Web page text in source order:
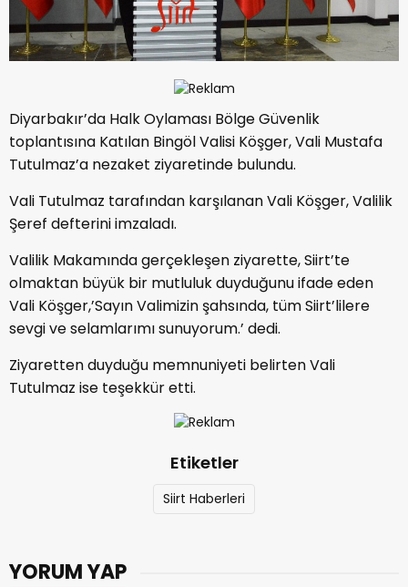
Diyarbakır’da Halk Oylaması Bölge Güvenlik
toplantısına Katılan Bingöl Valisi Köşger, Vali Mustafa
Tutulmaz’a nezaket ziyaretinde bulundu.
Vali Tutulmaz tarafından karşılanan Vali Köşger, Valilik
Şeref defterini imzaladı.
Valilik Makamında gerçekleşen ziyarette, Siirt’te
olmaktan büyük bir mutluluk duyduğunu ifade eden
Vali Köşger,’Sayın Valimizin şahsında, tüm Siirt’lilere
sevgi ve selamlarımı sunuyorum.’ dedi.
Ziyaretten duyduğu memnuniyeti belirten Vali
Tutulmaz ise teşekkür etti.
Etiketler
Siirt Haberleri
YORUM YAP